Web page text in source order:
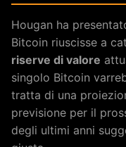
Hougan ha
Bitcoin riuscisse a
riserve di valore
singolo Bitcoin
tratta di una
previsione per il
degli ultimi anni